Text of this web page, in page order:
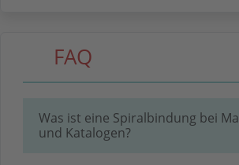
FAQ
Was ist eine Spiralbindung bei
und Katalogen?